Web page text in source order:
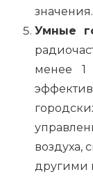
значения.
Умные
менее 1
воздуха,
другими